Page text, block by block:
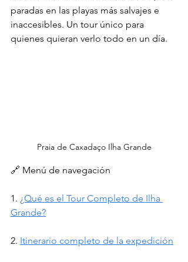
paradas en las playas más salvajes e
inaccesibles. Un tour único para
quienes quieran verlo todo en un día.
Praia de Caxadaço Ilha Grande
🔗 Menú de navegación
1. ¿Qué es el Tour Completo de Ilha
Grande?
2. Itinerario completo de la expedición